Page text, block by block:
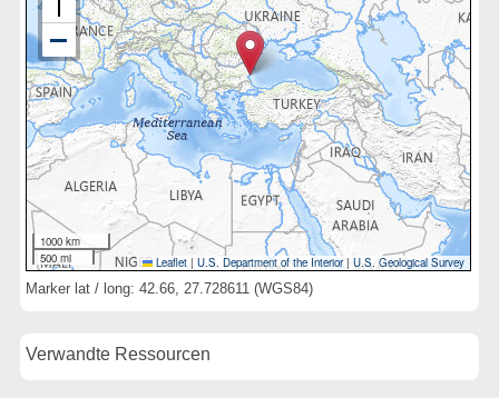
1000 km
500 mi
Leaflet | U.S. Department of the Interior|U.S. Geological Survey
Marker lat / long: 42.66, 27.728611 (WGS84)
Verwandte Ressourcen